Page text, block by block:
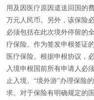
用及因医疗原因遣送回国的
万元人民币。另外，该保险
必须包括在此次境外停留的
疗保险。作为签发申根签证
医疗保险。根据申根协议，
入境申根国前所有申请人必
止入境。“境外游”办理保险
求。对于保险有明确规定的